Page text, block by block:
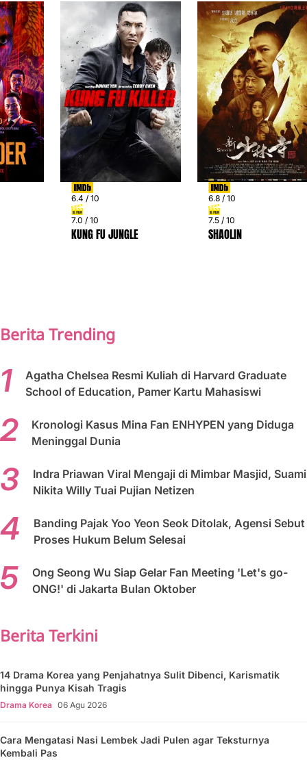
6.4 / 10
7.0 / 10
KUNG FU JUNGLE
6.8 / 10
7.5 / 10
SHAOLIN
Berita Trending
Agatha Chelsea Resmi Kuliah di Harvard Graduate
School of Education, Pamer Kartu Mahasiswi
Kronologi Kasus Mina Fan ENHYPEN yang Diduga
Meninggal Dunia
Indra Priawan Viral Mengaji di Mimbar Masjid, Suami
Nikita Willy Tuai Pujian Netizen
Banding Pajak Yoo Yeon Seok Ditolak, Agensi Sebut
Proses Hukum Belum Selesai
Ong Seong Wu Siap Gelar Fan Meeting 'Let's go-
ONG!' di Jakarta Bulan Oktober
Berita Terkini
14 Drama Korea yang Penjahatnya Sulit Dibenci, Karismatik
hingga Punya Kisah Tragis
Drama Korea 06 Agu 2026
Cara Mengatasi Nasi Lembek Jadi Pulen agar Teksturnya
Kembali Pas